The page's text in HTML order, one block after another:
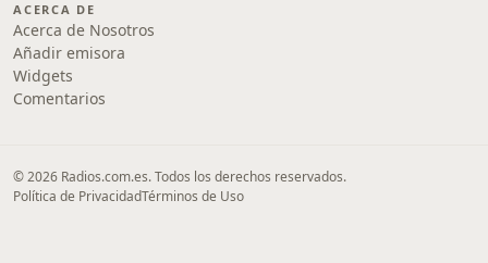
ACERCA DE
Acerca de Nosotros
Añadir emisora
Widgets
Comentarios
© 2026 Radios.com.es. Todos los derechos reservados.
Política de PrivacidadTérminos de Uso